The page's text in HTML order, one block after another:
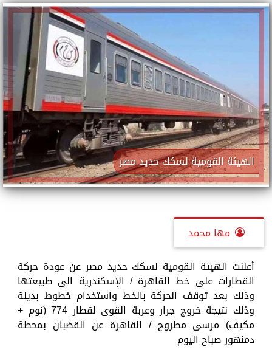
الهيئة القومية لسكك حديد مصر
مها محمد
أعلنت الهيئة القومية لسكك حديد مصر عن عودة حركة
القطارات على خط القاهرة / الإسكندرية الى طبيعتها
وذلك بعد توقف الحركة بالخط واستخدام خطوط بديلة
وذلك نتيجة خروج جرار وعربة القوى لقطار 774 (نوم +
مكيف) مرسى مطروح / القاهرة عن القضبان بمحطة
دمنهور صباح اليوم